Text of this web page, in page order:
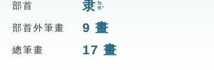
部首 隶ㄉㄞˋ
部首外筆畫 9 畫
總筆畫 17 畫